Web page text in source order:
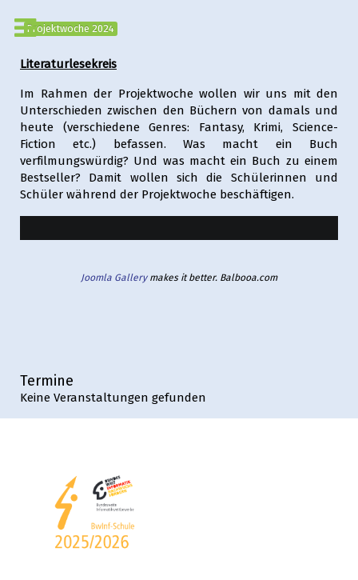
Projektwoche 2024
Literaturlesekreis
Im Rahmen der Projektwoche wollen wir uns mit den
Unterschieden zwischen den Büchern von damals und
heute (verschiedene Genres: Fantasy, Krimi, Science-
Fiction etc.) befassen. Was macht ein Buch
verfilmungswürdig? Und was macht ein Buch zu einem
Bestseller? Damit wollen sich die Schülerinnen und
Schüler während der Projektwoche beschäftigen.
Joomla Gallerymakes it better. Balbooa.com
Termine
Keine Veranstaltungen gefunden